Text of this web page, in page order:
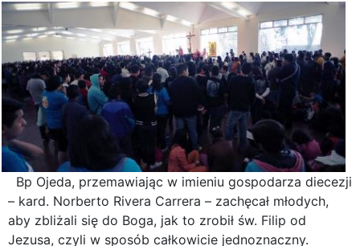
Bp Ojeda, przemawiając w imieniu gospodarza diecezji
– kard. Norberto Rivera Carrera – zachęcał młodych,
aby zbliżali się do Boga, jak to zrobił św. Filip od
Jezusa, czyli w sposób całkowicie jednoznaczny.